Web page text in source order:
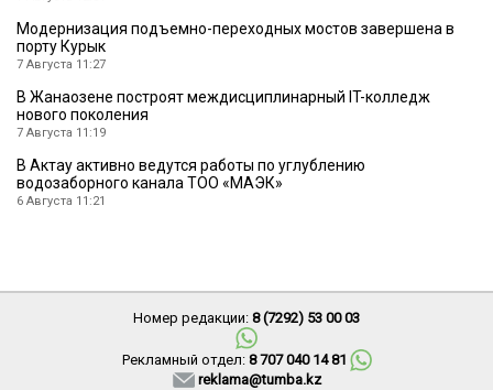
Модернизация подъемно-переходных мостов завершена в
порту Курык
7 Августа 11:27
В Жанаозене построят междисциплинарный IT-колледж
нового поколения
7 Августа 11:19
В Актау активно ведутся работы по углублению
водозаборного канала ТОО «МАЭК»
6 Августа 11:21
Номер редакции: 8 (7292) 53 00 03
Рекламный отдел: 8 707 040 14 81
reklama@tumba.kz